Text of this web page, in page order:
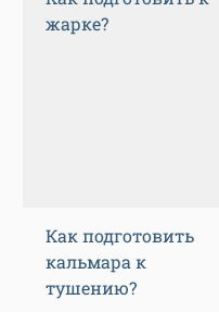
жарке?
Как подготовить
кальмара к
тушению?